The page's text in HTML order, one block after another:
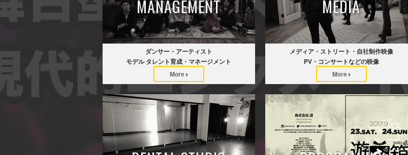
MANAGEMENT
ダンサー・アーティスト
モデル タレント育成・マネージメント
More
MEDIA
メディア・ストリート・自社制作映像
PV・コンサートなどの映像
More